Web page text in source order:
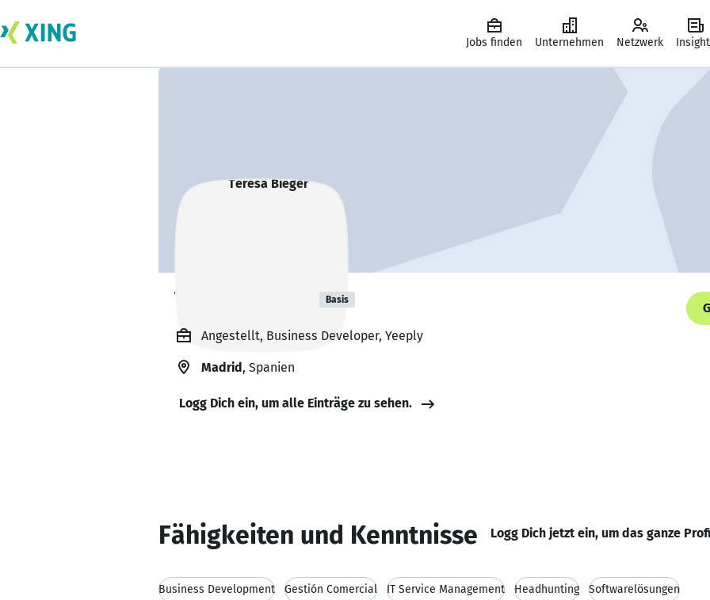
Jobs finden Unternehmen Netzwerk
Teresa Bieger Basis
Angestellt, Business Developer, Yeeply
Madrid, Spanien
Logg Dich ein, um alle Einträge zu sehen.
Fähigkeiten und Kenntnisse Logg Dich jetzt ein, um das ganze
Business Development Gestión Comercial IT Service Management Headhunting Softwarelösungen